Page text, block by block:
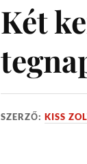
Két
SZERZŐ:KISS